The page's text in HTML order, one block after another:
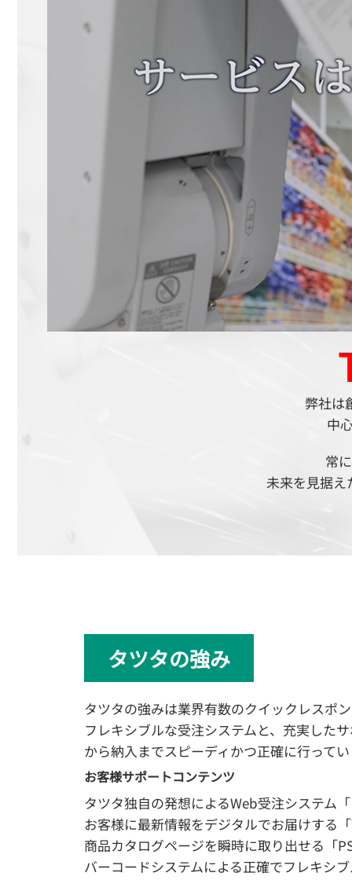
弊社は
中
常
未来を見据え
タツタの強み
タツタの強みは業界有数のクイックレスポ
フレキシブルな受注システムと、充実した
から納入までスピーディかつ正確に行って
お客様サポートコンテンツ
タツタ独自の発想によるWeb受注システム
お客様に最新情報をデジタルでお届けする
商品カタログページを瞬時に取り出せる「
バーコードシステムによる正確でフレキシ